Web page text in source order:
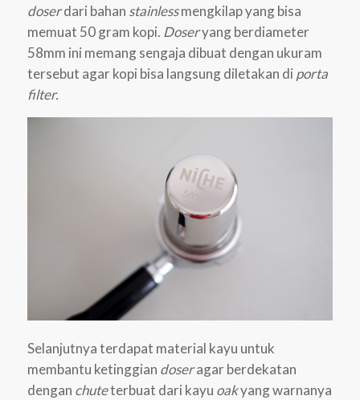
doserdari bahan stainlessmengkilap yang bisa
memuat 50 gram kopi. Doseryang berdiameter
58mm ini memang sengaja dibuat dengan ukuram
tersebut agar kopi bisa langsung diletakan di porta
filter.
Selanjutnya terdapat material kayu untuk
membantu ketinggian doseragar berdekatan
dengan chuteterbuat dari kayu oakyang warnanya